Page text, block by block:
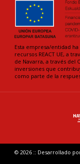
Esta empresa/entidad
recursos REACT UE, a
de Navarra, a través del
inversiones que
como parte de la
© 2026 :: Desarrollado